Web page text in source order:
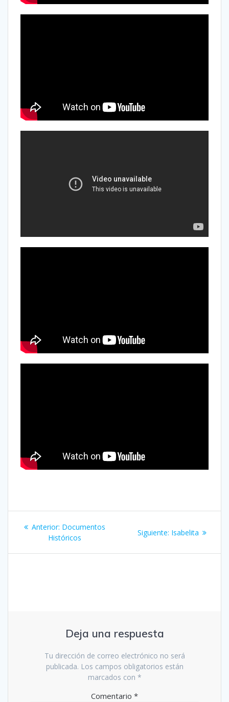
Anterior: Documentos
Históricos
Siguiente: Isabelita
Deja una respuesta
Tu dirección de correo electrónico no será
publicada. Los campos obligatorios están
marcados con *
Comentario *